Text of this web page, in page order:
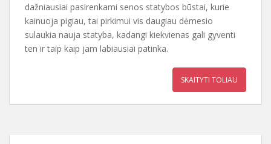
dažniausiai pasirenkami senos statybos būstai, kurie
kainuoja pigiau, tai pirkimui vis daugiau dėmesio
sulaukia nauja statyba, kadangi kiekvienas gali gyventi
ten ir taip kaip jam labiausiai patinka.
SKAITYTI TOLIAU